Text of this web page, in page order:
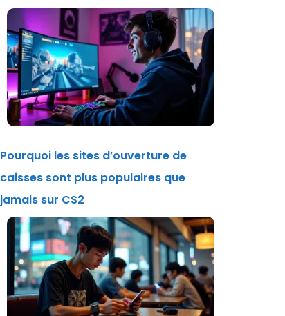
Pourquoi les sites d’ouverture de
caisses sont plus populaires que
jamais sur CS2